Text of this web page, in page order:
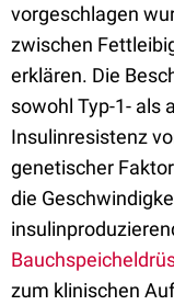
vorgeschlagen
zwischen
erklären. Die
sowohl Typ-1- als
Insulinresistenz
genetischer
die
zum klinischen